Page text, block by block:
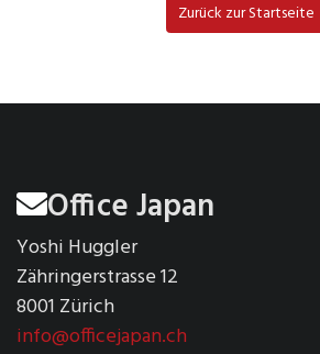
Zurück zur Startseite
Office Japan
Yoshi Huggler
Zähringerstrasse 12
8001 Zürich
info@officejapan.ch